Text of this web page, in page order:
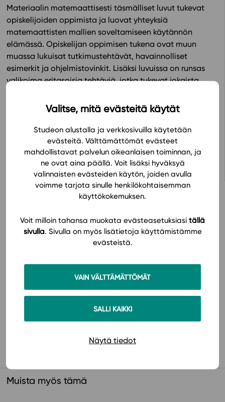
Valitse, mitä evästeitä käytät
Studeon alustalla ja verkkosivuilla käytetään
evästeitä. Välttämättömät evästeet
mahdollistavat palvelun oikeanlaisen toiminnan, ja
ne ovat aina päällä. Voit lisäksi hyväksyä
valinnaisten evästeiden käytön, joiden avulla
voimme tarjota sinulle henkilökohtaisemman
käyttökokemuksen.
Voit milloin tahansa muokata evästeasetuksiasi tällä
sivulla. Sivulla on myös lisätietoja käyttämistämme
evästeistä.
VAIN VÄLTTÄMÄTTÖMÄT
SALLI KAIKKI
Näytä tiedot
Materiaalin matemaattisesti täsmälliset luvut tukevat
opiskelijoiden oppimista ja luovat yhteyksiä
matemaattisten mallien soveltamiseen käytännön
elämässä. Opiskelijan oppimisen tukena ovat muun
muassa lukuisat tutkimustehtävät, havainnolliset
esimerkit ja ohjelmistovinkit. Lisäksi luvuissa on runsas
valikoima eritasoisia tehtäviä, jotka tukevat jokaista
aihepiirit ovat monipuolisia ja lukujen tehtäväsarjat
sisältävät useita oppiainerajat ylittäviä tehtäviä.
Avaa oppimateriaali Studeon alustalla
Hinnasto
Käyttöönotto
Muista myös tämä